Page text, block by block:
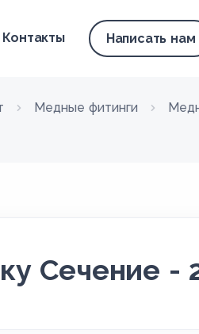
Контакты Написать нам
Медные фитинги
Сечение -